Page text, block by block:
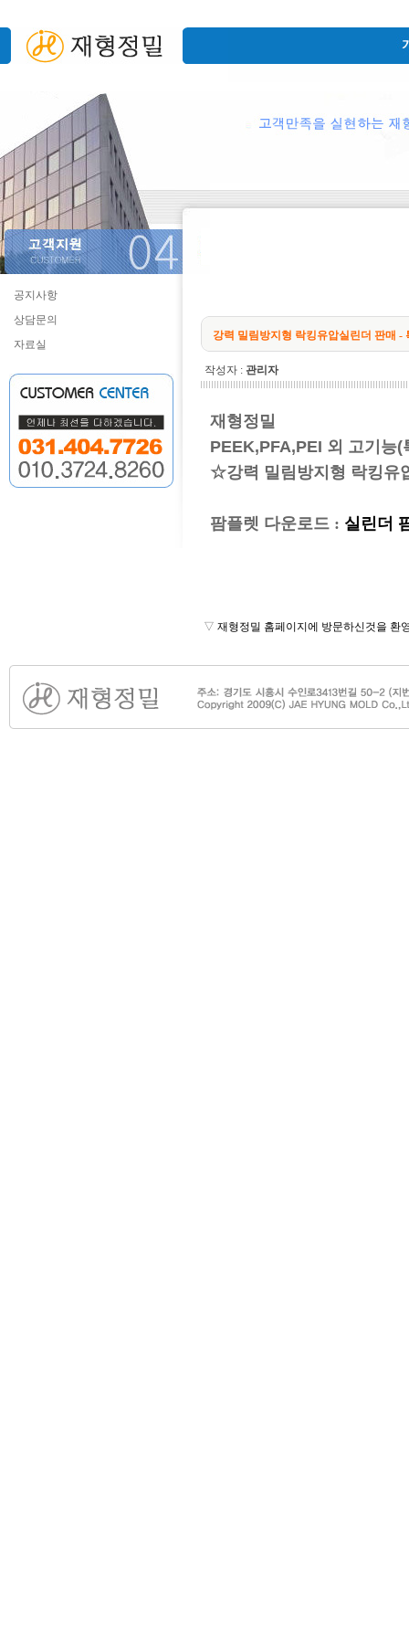
공지사항
상담문의
자료실
강력 밀림방지형 락킹유압실린더 판매 -
작성자 : 관리자
재형정밀
PEEK,PFA,PEI 외 고기능
☆강력 밀림방지형 락킹유
팜플렛 다운로드 : 실린더
▽ 재형정밀 홈페이지에 방문하신것을 환